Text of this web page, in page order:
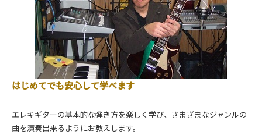
はじめてでも安心して学べます
エレキギターの基本的な弾き方を楽しく学び、さまざまなジャンルの
曲を演奏出来るようにお教えします。